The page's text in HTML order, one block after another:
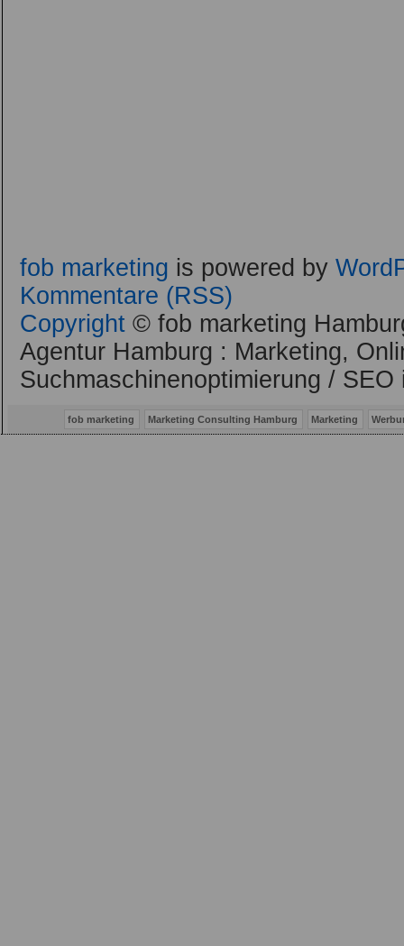
fob marketing is powered by
Kommentare (RSS)
Copyright © fob marketing
Agentur Hamburg : Marketing,
Suchmaschinenoptimierung / SEO
fob marketing Marketing Consulting Hamburg Marketing